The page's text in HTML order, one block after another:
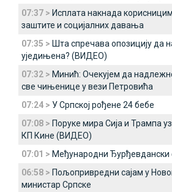
07:37 > Исплата накнада
заштите и социјалних давања
07:35 > Шта спречава опозицију да
уједињена? (ВИДЕО)
07:32 > Минић: Очекујем да
све чињенице у вези Петровића
07:24 > У Српској рођене 24 бебе
07:08 > Поруке мира Сија и Трампа
КП Кине (ВИДЕО)
07:01 > Међународни
06:58 > Пољопривредни сајам у
министар Српске